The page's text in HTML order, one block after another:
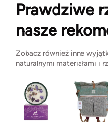
Prawdziwe
nasze
Zobacz również inne
naturalnymi materiałami i